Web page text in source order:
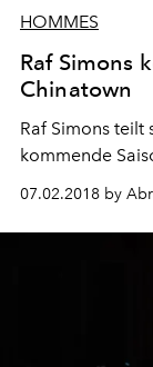
HOMMES
Raf Simons
Chinatown
Raf Simons
kommende
07.02.2018 by